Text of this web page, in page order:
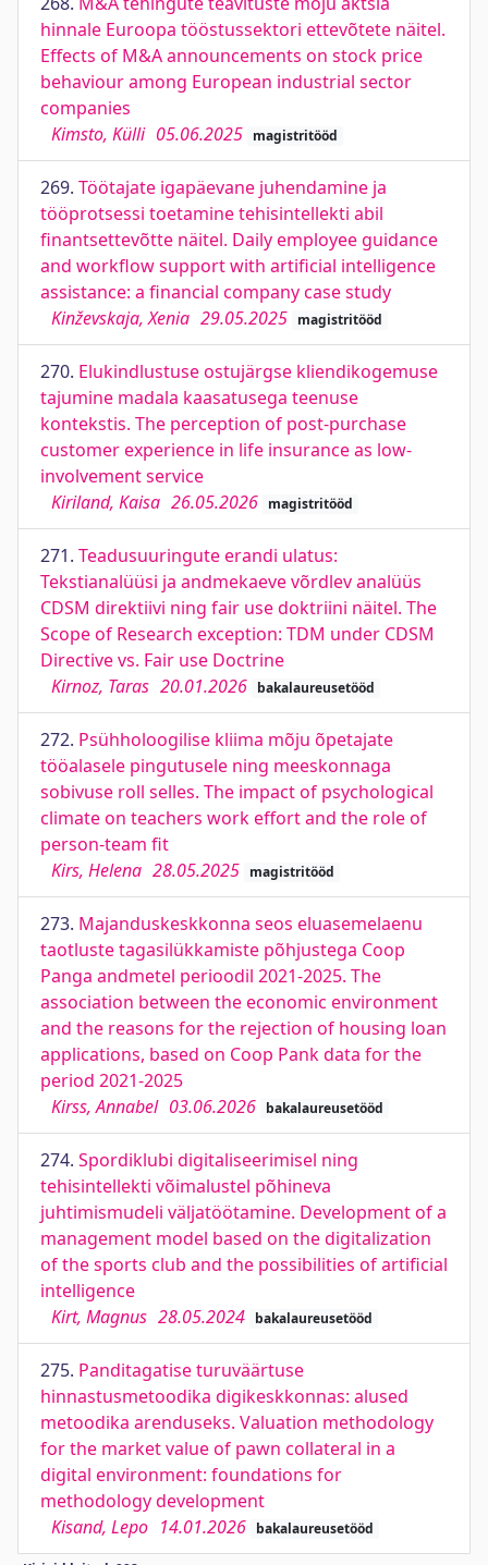
hinnale Euroopa tööstussektori ettevõtete näitel.
Effects of M&A announcements on stock price
behaviour among European industrial sector
companies
Kimsto, Külli 05.06.2025 magistritööd
269. Töötajate igapäevane juhendamine ja
tööprotsessi toetamine tehisintellekti abil
finantsettevõtte näitel. Daily employee guidance
and workflow support with artificial intelligence
assistance: a financial company case study
Kinževskaja, Xenia 29.05.2025 magistritööd
270. Elukindlustuse ostujärgse kliendikogemuse
tajumine madala kaasatusega teenuse
kontekstis. The perception of post-purchase
customer experience in life insurance as low-
involvement service
Kiriland, Kaisa 26.05.2026 magistritööd
271. Teadusuuringute erandi ulatus:
Tekstianalüüsi ja andmekaeve võrdlev analüüs
CDSM direktiivi ning fair use doktriini näitel. The
Scope of Research exception: TDM under CDSM
Directive vs. Fair use Doctrine
Kirnoz, Taras 20.01.2026 bakalaureusetööd
272. Psühholoogilise kliima mõju õpetajate
tööalasele pingutusele ning meeskonnaga
sobivuse roll selles. The impact of psychological
climate on teachers work effort and the role of
person-team fit
Kirs, Helena 28.05.2025 magistritööd
273. Majanduskeskkonna seos eluasemelaenu
taotluste tagasilükkamiste põhjustega Coop
Panga andmetel perioodil 2021-2025. The
association between the economic environment
and the reasons for the rejection of housing loan
applications, based on Coop Pank data for the
period 2021-2025
Kirss, Annabel 03.06.2026 bakalaureusetööd
274. Spordiklubi digitaliseerimisel ning
tehisintellekti võimalustel põhineva
juhtimismudeli väljatöötamine. Development of a
management model based on the digitalization
of the sports club and the possibilities of artificial
intelligence
Kirt, Magnus 28.05.2024 bakalaureusetööd
275. Panditagatise turuväärtuse
hinnastusmetoodika digikeskkonnas: alused
metoodika arenduseks. Valuation methodology
for the market value of pawn collateral in a
digital environment: foundations for
methodology development
Kisand, Lepo 14.01.2026 bakalaureusetööd